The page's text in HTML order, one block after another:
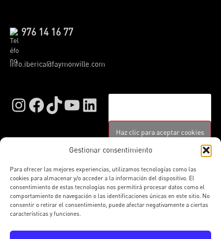
Gestionar consentimiento
Para ofrecer las mejores experiencias, utilizamos tecnologías como las
cookies para almacenar y/o acceder a la información del dispositivo. El
consentimiento de estas tecnologías nos permitirá procesar datos como el
comportamiento de navegación o las identificaciones únicas en este sitio. No
consentir o retirar el consentimiento, puede afectar negativamente a ciertas
características y funciones.
976 14 16 77
info.iberica@faymonville.com
Instagram
Facebook
TikTok
YouTube
LinkedIn
Haz clic para aceptar cookies
de marketing y permitir este
contenido